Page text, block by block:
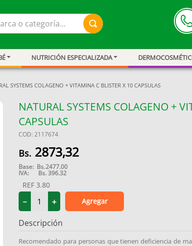
o categoría...
NUTRICIÓN ESPECIALIZADA
SYSTEMS COLAGENO + VITAMINA C BLISTER X 10 CAPSULAS
NATURAL SYSTEMS COLAGENO +
CAPSULAS
COD: 2117674
2873,32
Base: Bs.2477.00
IVA: Bs.396.32
REF 3.80
＋
－ Agregar
Descripción
Recomendado para personas que tienen deficiencia de